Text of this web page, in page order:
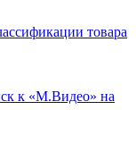
товара
к «М.Видео» на